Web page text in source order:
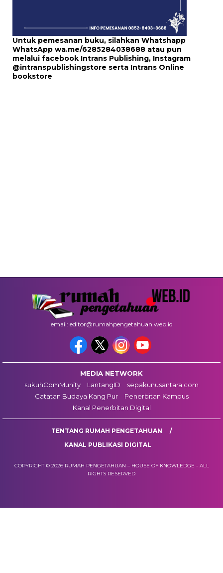
Untuk pemesanan buku, silahkan Whatshapp
WhatsApp wa.me/6285284038688 atau pun
melalui facebook Intrans Publishing, Instagram
@intranspublishingstore serta Intrans Online
bookstore
email: editor@rumahpengetahuan.web.id
MEDIA NETWORK
sukuhComMunity
LantangID
sepakunusantara.com
Catatan Budaya Kang Pur
Penerbitan Kampus
Kanal Penerbitan Digital
TENTANG RUMAH PENGETAHUAN
KANAL PUBLIKASI DIGITAL
COPYRIGHT © 2026 RUMAH PENGETAHUAN – HOUSE OF KNOWLEDGE - ALL
RIGHTS RESERVED